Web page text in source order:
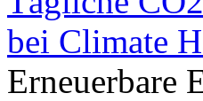
bei Climate
Erneuerbare